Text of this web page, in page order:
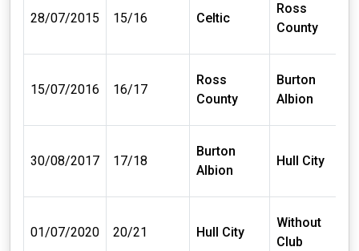
28/07/2015 15/16 Celtic
Ross
County
15/07/2016 16/17
Ross
County
Burton
Albion
30/08/2017 17/18
Burton
Albion
Hull City
01/07/2020 20/21 Hull City
Without
Club